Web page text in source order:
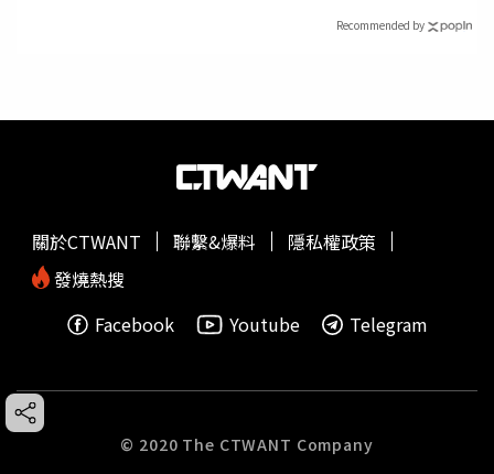
Recommended by
關於CTWANT 聯繫&爆料
隱私權政策
發燒熱搜
Facebook
Youtube Telegram
© 2020 The CTWANT Company